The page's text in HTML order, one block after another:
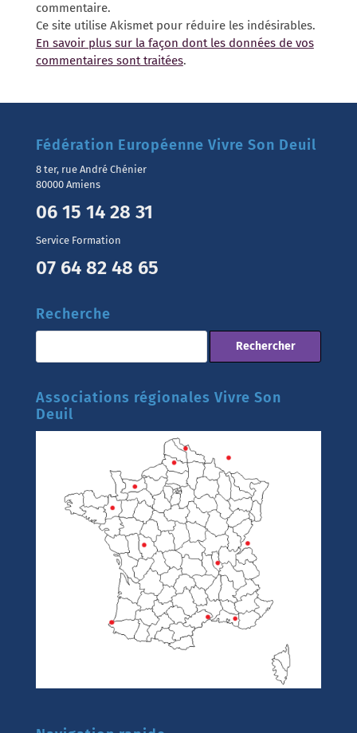
commentaire.
Ce site utilise Akismet pour réduire les indésirables.
En savoir plus sur la façon dont les données de vos
commentaires sont traitées.
Fédération Européenne Vivre Son Deuil
8 ter, rue André Chénier
80000 Amiens
06 15 14 28 31
Service Formation
07 64 82 48 65
Recherche
Associations régionales Vivre Son
Deuil